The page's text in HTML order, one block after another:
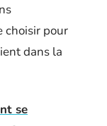
choisir pour
dans la
se